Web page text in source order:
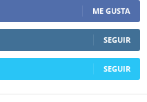
ME GUSTA
SEGUIR
SEGUIR